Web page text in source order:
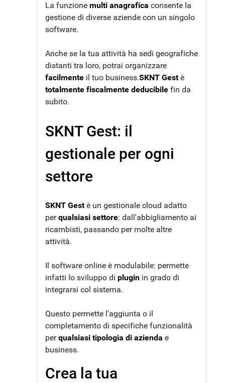
La funzione multi anagrafica consente la
gestione di diverse aziende con un singolo
software.
Anche se la tua attività ha sedi geografiche
distanti tra loro, potrai organizzare
facilmente il tuo business.SKNT Gestè
totalmente fiscalmente deducibile fin da
subito.
SKNT Gest: il
gestionale per ogni
settore
SKNT Gestè un gestionale cloud adatto
perqualsiasi settore: dall'abbigliamento ai
ricambisti, passando per molte altre
attività.
Il software online è modulabile: permette
infatti lo sviluppo di plugin in grado di
integrarsi col sistema.
Questo permette l'aggiunta o il
completamento di specifiche funzionalità
perqualsiasi tipologia di azienda e
business.
Crea la tua